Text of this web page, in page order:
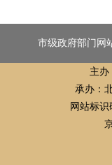
市级政府部门网
主办
承办：
网站标识